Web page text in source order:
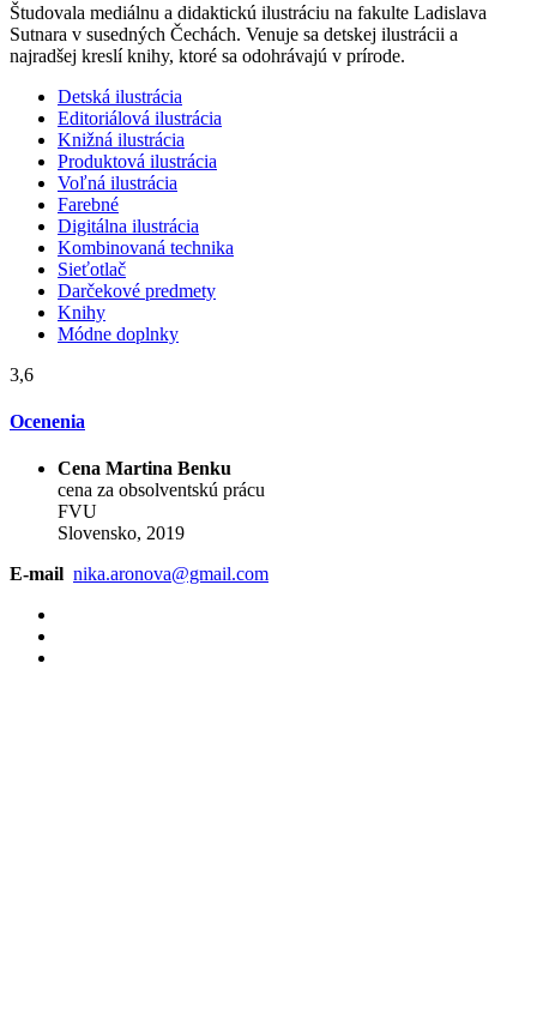
Študovala mediálnu a didaktickú ilustráciu na fakulte Ladislava
Sutnara v susedných Čechách. Venuje sa detskej ilustrácii a
najradšej kreslí knihy, ktoré sa odohrávajú v prírode.
Detská ilustrácia
Editoriálová ilustrácia
Knižná ilustrácia
Produktová ilustrácia
Voľná ilustrácia
Farebné
Digitálna ilustrácia
Kombinovaná technika
Sieťotlač
Darčekové predmety
Knihy
Módne doplnky
3,6
Ocenenia
Cena Martina Benku
cena za obsolventskú prácu
FVU
Slovensko, 2019
E-mail nika.aronova@gmail.com